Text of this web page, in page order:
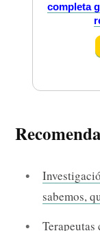
completa
sabemos,